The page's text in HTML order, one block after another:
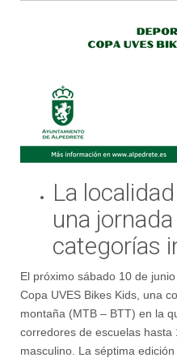
La
una
categorías
El próximo sábado 10 de
Copa UVES Bikes Kids, una
montaña (MTB – BTT) en la
corredores de escuelas hasta
masculino. La séptima